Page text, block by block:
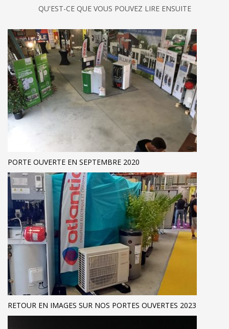
QU'EST-CE QUE VOUS POUVEZ LIRE ENSUITE
PORTE OUVERTE EN SEPTEMBRE 2020
RETOUR EN IMAGES SUR NOS PORTES OUVERTES 2023